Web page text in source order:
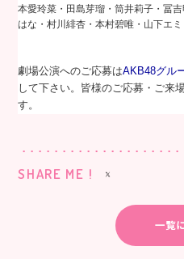
本愛玲菜・ 田島芽瑠・筒井莉子・冨
はな・村川緋杏・本村碧唯・ 山下エ
劇場公演へのご応募はAKB48グル
して下さい。皆様のご応募・ご来
す。
SHARE ME !
一覧